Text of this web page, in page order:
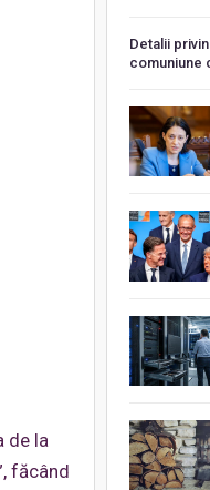
de la
făcând
Detalii
comuniune